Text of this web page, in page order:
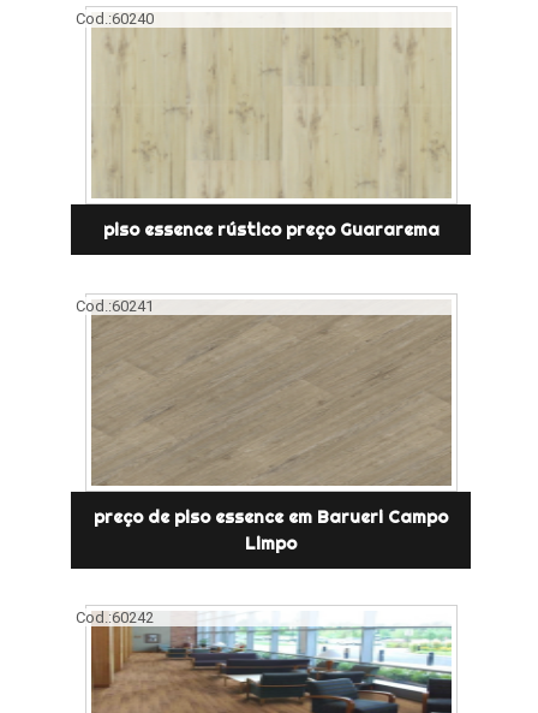
Cod.:60240
piso essence rústico preço Guararema
Cod.:60241
preço de piso essence em Barueri Campo
Limpo
Cod.:60242